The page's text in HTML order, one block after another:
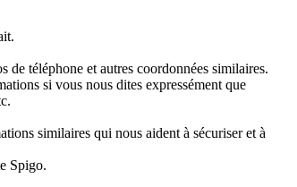
de téléphone et autres coordonnées similaires.
si vous nous dites expressément que
similaires qui nous aident à sécuriser et à
Spigo.